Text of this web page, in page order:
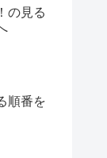
の見る
順番を